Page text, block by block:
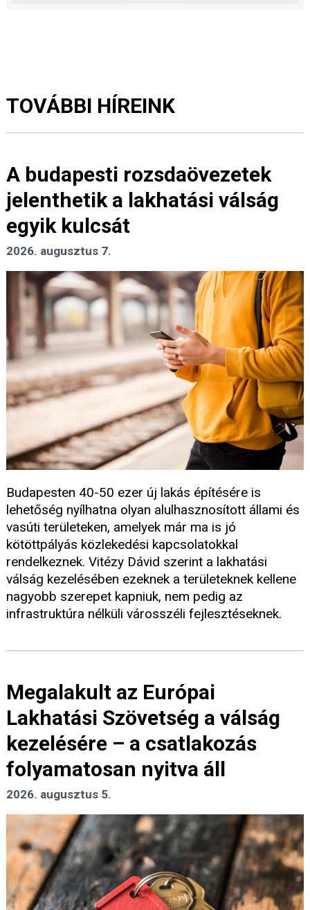
TOVÁBBI HÍREINK
A budapesti rozsdaövezetek
jelenthetik a lakhatási válság
egyik kulcsát
2026. augusztus 7.
Budapesten 40-50 ezer új lakás építésére is
lehetőség nyílhatna olyan alulhasznosított állami és
vasúti területeken, amelyek már ma is jó
kötöttpályás közlekedési kapcsolatokkal
rendelkeznek. Vitézy Dávid szerint a lakhatási
válság kezelésében ezeknek a területeknek kellene
nagyobb szerepet kapniuk, nem pedig az
infrastruktúra nélküli városszéli fejlesztéseknek.
Megalakult az Európai
Lakhatási Szövetség a válság
kezelésére – a csatlakozás
folyamatosan nyitva áll
2026. augusztus 5.